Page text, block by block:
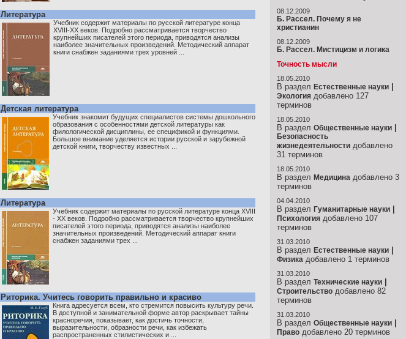
Литература
Учебник содержит материалы по русской литературе конца
XVIII-XX веков. Подробно рассматривается творчество
крупнейших писателей этого периода, приводятся анализы
наиболее значительных произведений. Методический аппарат
книги снабжен заданиями трех уровней ...
Детская литература
Учебник знакомит будущих специалистов системы дошкольного
образования с особенностями детской литературы как
филологической дисциплины, ее спецификой и функциями.
Большое внимание уделяется истории русской и зарубежной
детской книги, творчеству известных ...
Литература
Учебник содержит материалы по русской литературе конца XVIII
- XX веков. Подробно рассматривается творчество крупнейших
писателей этого периода, приводятся анализы наиболее
значительных произведений. Методический аппарат книги
снабжен заданиями трех ...
Риторика. Учитесь говорить правильно и красиво
Книга адресуется всем, кто стремится повысить культуру речи.
В доступной и занимательной форме автор раскрывает тайны
красноречия, показывает, как достичь точности,
выразительности, образности речи, как избежать
распространенных стилистических и ...
08.12.2009
Б. Рассел. Почему я не
христианин
08.12.2009
Б. Рассел. Мистицизм и логика
Точность мысли
18.05.2010
В раздел Естественные науки
Экология добавлено 127
терминов
18.05.2010
В раздел Общественные науки
Безопасность
жизнедеятельности добавлено
31 терминов
18.05.2010
В раздел Медицина добавлено 3
терминов
04.04.2010
В раздел Гуманитарные науки
Психология добавлено 107
терминов
31.03.2010
В раздел Естественные науки
Физика добавлено 1 терминов
31.03.2010
В раздел Технические науки
Строительство добавлено 82
терминов
31.03.2010
В раздел Общественные науки
Право добавлено 20 терминов